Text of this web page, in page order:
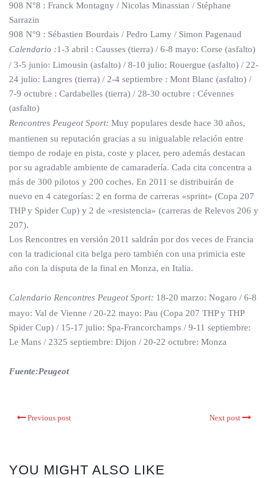
908 N°8 : Franck Montagny / Nicolas Minassian / Stéphane
Sarrazin
908 N°9 : Sébastien Bourdais / Pedro Lamy / Simon Pagenaud
Calendario :1-3 abril : Causses (tierra) / 6-8 mayo: Corse (asfalto)
/ 3-5 junio: Limousin (asfalto) / 8-10 julio: Rouergue (asfalto) / 22-
24 julio: Langres (tierra) / 2-4 septiembre : Mont Blanc (asfalto) /
7-9 octubre : Cardabelles (tierra) / 28-30 octubre : Cévennes
(asfalto)
Rencontres Peugeot Sport: Muy populares desde hace 30 años,
mantienen su reputación gracias a su inigualable relación entre
tiempo de rodaje en pista, coste y placer, pero además destacan
por su agradable ambiente de camaradería. Cada cita concentra a
más de 300 pilotos y 200 coches. En 2011 se distribuirán de
nuevo en 4 categorías: 2 en forma de carreras «sprint» (Copa 207
THP y Spider Cup) y 2 de «resistencia» (carreras de Relevos 206 y
207).
Los Rencontres en versión 2011 saldrán por dos veces de Francia
con la tradicional cita belga pero también con una primicia este
año con la disputa de la final en Monza, en Italia.
Calendario Rencontres Peugeot Sport: 18-20 marzo: Nogaro / 6-8
mayo: Val de Vienne / 20-22 mayo: Pau (Copa 207 THP y THP
Spider Cup) / 15-17 julio: Spa-Francorchamps / 9-11 septiembre:
Le Mans / 2325 septiembre: Dijon / 20-22 octubre: Monza
Fuente:Peugeot
Previous post Next post
YOU MIGHT ALSO LIKE